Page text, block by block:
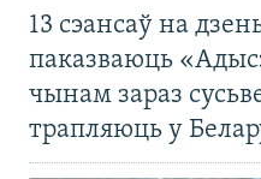
13 сэансаў на
паказваюць
чынам зараз
трапляюць у